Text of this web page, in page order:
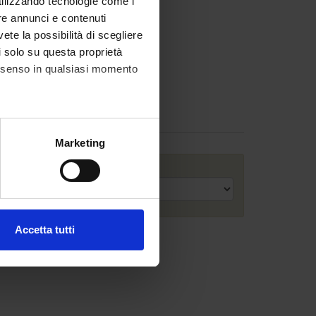
annunci e contenuti
la possibilità di scegliere
su questa proprietà
in qualsiasi momento
metro,Marketing
Accetta tutti
Anno accademico